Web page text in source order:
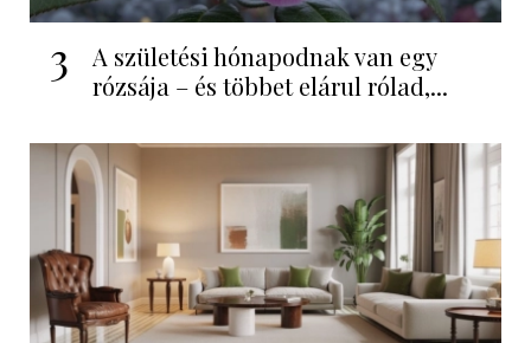
3
A születési hónapodnak van egy
rózsája – és többet elárul rólad,...